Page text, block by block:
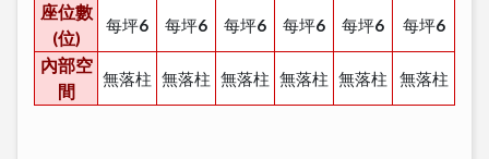
座位數
(位)
每坪6 每坪6 每坪6 每坪6 每坪6 每坪6
內部空
間
無落柱 無落柱 無落柱 無落柱 無落柱 無落柱